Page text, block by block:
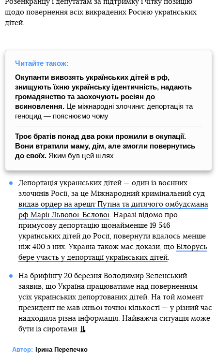
Розенкранцу і депутатам за підтримку і чітку позицію
щодо повернення всіх викрадених Росією українських
дітей.
Читайте також:
Окупанти вивозять українських дітей в рф,
знищують їхню українську ідентичність, надають
громадянство та заохочують росіян до
всиновлення. Це міжнародні злочини: депортація та
геноцид — пояснюємо чому
Троє братів понад два роки прожили в окупації.
Вони втратили маму, дім, але змогли повернутись
до своїх. Яким був цей шлях
Депортація українських дітей — один із воєнних
злочинів Росії, за це Міжнародний кримінальний суд
видав ордер на арешт Путіна та дитячого омбудсмана
рф Марії Львової-Бєлової. Наразі відомо про
примусову депортацію щонайменше 19 546
українських дітей до Росії, повернути вдалось менше
ніж 400 з них. Україна також має докази, що Білорусь
бере участь у депортації українських дітей.
На брифінгу 20 березня Володимир Зеленський
заявив, що Україна працюватиме над поверненням
усіх українських депортованих дітей. На той момент
президент не мав їхньої точної кількості — у різний час
надходила різна інформація. Найважча ситуація може
бути із сиротами.
Автор: Ірина Перепечко